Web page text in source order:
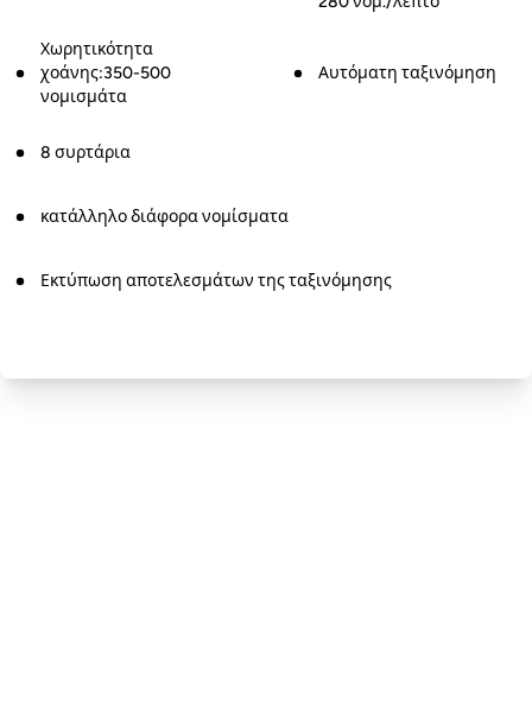
Χωρητικότητα
χοάνης:350-500
νομισμάτα
Αυτόματη ταξινόμηση
8 συρτάρια
κατάλληλο διάφορα νομίσματα
Εκτύπωση αποτελεσμάτων της ταξινόμησης